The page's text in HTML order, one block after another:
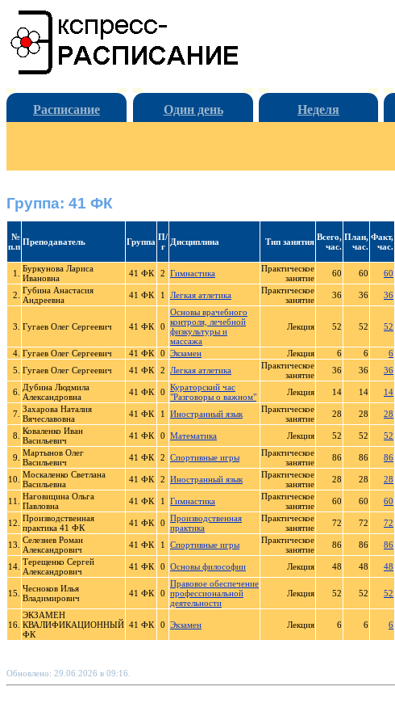
Расписание Один день Неделя
Группа: 41 ФК
№
п.п Преподаватель Группа П/
г
Дисциплина Тип занятия Всего,
час.
План,
час.
Факт,
час.
1.
Буркунова Лариса
Ивановна
41 ФК 2 Гимнастика
Практическое
занятие
60 60 60
2. Губина Анастасия
Андреевна
41 ФК 1 Легкая атлетика
Практическое
занятие
36 36 36
3. Гугаев Олег Сергеевич 41 ФК 0
Основы врачебного
контроля, лечебной
физкультуры и
массажа
Лекция 52 52 52
4. Гугаев Олег Сергеевич 41 ФК 0 Экзамен Лекция 6 6 6
5. Гугаев Олег Сергеевич 41 ФК 2 Легкая атлетика
Практическое
занятие
36 36 36
6. Дубина Людмила
Александровна
41 ФК 0 Кураторский час
"Разговоры о важном"
Лекция 14 14 14
7. Захарова Наталия
Вячеславовна
41 ФК 1 Иностранный язык
Практическое
занятие
28 28 28
8. Коваленко Иван
Васильевич
41 ФК 0 Математика Лекция 52 52 52
9. Мартынов Олег
Васильевич
41 ФК 2 Спортивные игры
Практическое
занятие
86 86 86
10. Москаленко Светлана
Васильевна
41 ФК 2 Иностранный язык
Практическое
занятие
28 28 28
11.
Наговицина Ольга
Павловна
41 ФК 1 Гимнастика
Практическое
занятие
60 60 60
12. Производственная
практика 41 ФК
41 ФК 0 Производственная
практика
Практическое
занятие
72 72 72
13. Селезнев Роман
Александрович
41 ФК 1 Спортивные игры
Практическое
занятие
86 86 86
14. Терещенко Сергей
Александрович
41 ФК 0 Основы философии Лекция 48 48 48
15. Чесноков Илья
Владимирович
41 ФК 0
Правовое обеспечение
профессиональной
деятельности
Лекция 52 52 52
16.
ЭКЗАМЕН
КВАЛИФИКАЦИОННЫЙ
ФК
41 ФК 0 Экзамен Лекция 6 6 6
Обновлено: 29.06.2026 в 09:16.